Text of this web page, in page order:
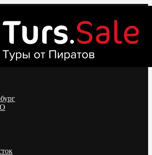
3-7-10 ночей все включено, отдых на
и горнолыжных туров.
день. Официальный сайт Тур Сейл